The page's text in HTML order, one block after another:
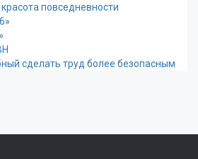
красота повседневности
сделать труд более безопасным